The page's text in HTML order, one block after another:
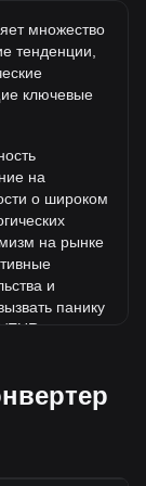
ли
максимум.
(TIA)
курс
множество
тенденции,
ключевые
на
о широком
на рынке
и
панику
принятие.
к